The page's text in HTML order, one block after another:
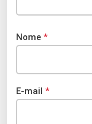
Nome *
E-mail *